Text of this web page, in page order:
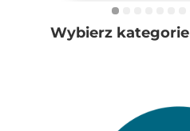
Wybierz kategorie